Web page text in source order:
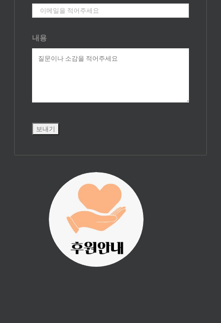
내용
진리횃불 사역은
여러분의 후원으
로 이루어집니다.